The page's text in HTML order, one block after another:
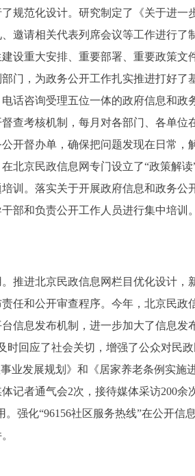
规范化设计。研究制定了《关于进
邀请相关代表列席会议等工作进行
设重大安排、重要部署、重要政策
门，为政务公开工作扎实推进打好
话咨询受理五位一体的政府信息和
查考核机制，每月对各部门、各单
开督办单，确保把问题发现在日常
北京民政信息网专门设立了“政策解
训。落实关于开展政府信息和政务
部和负责公开工作人员进行集中培训。
进北京民政信息网栏目优化设计，
任和公开审查程序。今年，北京民
信息发布机制，进一步加大了信息
时回应了社会关切，增强了公众对民
业发展规划》和《居家养老条例实
记者通气会2次，接待媒体采访200
。强化“96156社区服务热线”在公开